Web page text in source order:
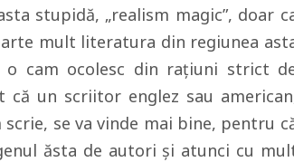
stupidă, „realism magic”, doar
mult literatura din regiunea
cam ocolesc din raţiuni strict
un scriitor englez sau
se va vinde mai bine, pentru
ăsta de autori şi atunci cu